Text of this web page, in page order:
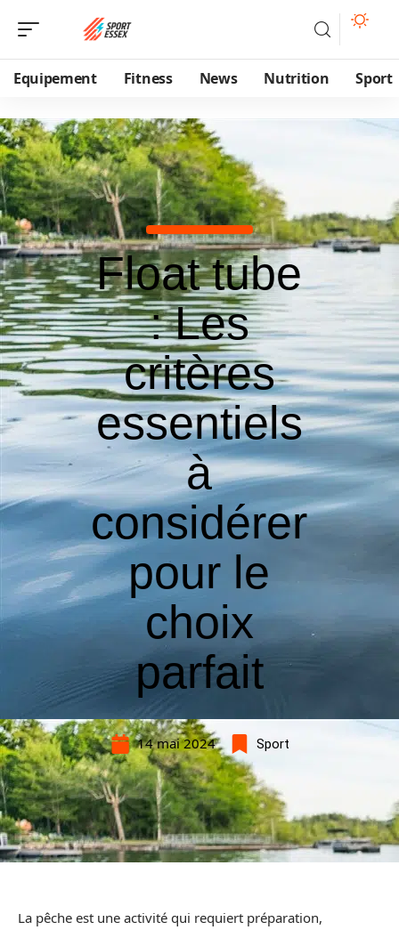
Equipement Fitness News Nutrition Sport
Float tube
: Les
critères
essentiels
à
considérer
pour le
choix
parfait
14 mai 2024 Sport
La pêche est une activité qui requiert préparation,